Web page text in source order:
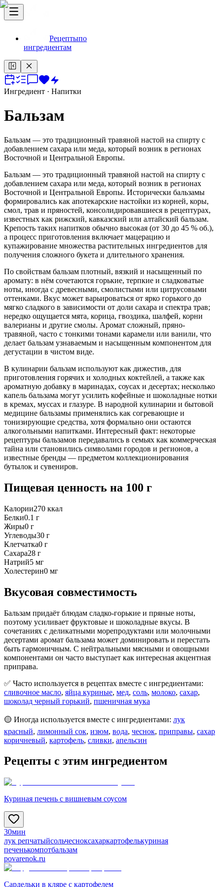
Рецептыпо
ингредиентам
Ингредиент · Напитки
Бальзам
Бальзам — это традиционный травяной настой на спирту с
добавлением сахара или меда, который возник в регионах
Восточной и Центральной Европы.
Бальзам — это традиционный травяной настой на спирту с
добавлением сахара или меда, который возник в регионах
Восточной и Центральной Европы. Исторически бальзамы
формировались как апотекарские настойки из корней, коры,
смол, трав и пряностей, консолидировавшиеся в рецептурах,
известных как рижский, кавказский или алтайский бальзам.
Крепость таких напитков обычно высокая (от 30 до 45 % об.),
а процесс приготовления включает мацерацию и
купажирование множества растительных ингредиентов для
получения сложного букета и длительного хранения.
По свойствам бальзам плотный, вязкий и насыщенный по
аромату: в нём сочетаются горькие, терпкие и сладковатые
ноты, иногда с древесными, смолистыми или цитрусовыми
оттенками. Вкус может варьироваться от ярко горького до
мягко сладкого в зависимости от доли сахара и спектра трав;
нередко ощущается мята, корица, гвоздика, шалфей, корни
валерианы и другие смолы. Аромат сложный, пряно-
травяной, часто с тонкими тонами карамели или ванили, что
делает бальзам узнаваемым и насыщенным компонентом для
дегустации в чистом виде.
В кулинарии бальзам используют как дижестив, для
приготовления горячих и холодных коктейлей, а также как
ароматную добавку в маринадах, соусах и десертах; несколько
капель бальзама могут усилить кофейные и шоколадные нотки
в кремах, муссах и глазуре. В народной кулинарии и бытовой
медицине бальзамы применялись как согревающие и
тонизирующие средства, хотя формально они остаются
алкогольными напитками. Интересный факт: некоторые
рецептуры бальзамов передавались в семьях как коммерческая
тайна или становились символами городов и регионов, а
известные бренды — предметом коллекционирования
бутылок и сувениров.
Пищевая ценность на 100 г
Калории270 ккал
Белки0.1 г
Жиры0 г
Углеводы30 г
Клетчатка0 г
Сахара28 г
Натрий5 мг
Холестерин0 мг
Вкусовая совместимость
Бальзам придаёт блюдам сладко-горькие и пряные ноты,
поэтому усиливает фруктовые и шоколадные вкусы. В
сочетаниях с деликатными морепродуктами или молочными
десертами аромат бальзама может доминировать и перестать
быть гармоничным. С нейтральными мясными и овощными
компонентами он часто выступает как интересная акцентная
приправа.
✅ Часто используется в рецептах вместе с ингредиентами:
сливочное масло, яйца куриные, мед, соль, молоко, сахар,
шоколад черный горький, пшеничная мука
🟡 Иногда используется вместе с ингредиентами: лук
красный, лимонный сок, изюм, вода, чеснок, приправы, сахар
коричневый, картофель, сливки, апельсин
Рецепты с этим ингредиентом
Куриная печень с вишневым соусом
30мин
лук репчатыйсольчесноксахаркартофелькуриная
печенькомпотбальзам
povarenok.ru
Сардельки в кляре с картофелем